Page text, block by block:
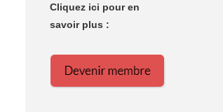
Cliquez ici pour en
savoir plus :